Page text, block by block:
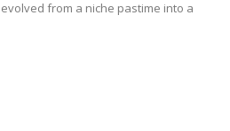
from a niche pastime into a